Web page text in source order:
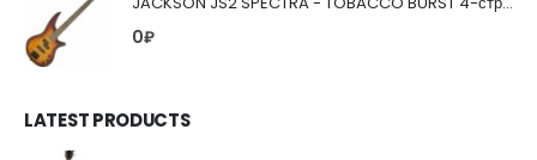
0₽
LATEST PRODUCTS